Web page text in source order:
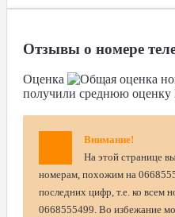
Отзывы о номере
Оценка
получили среднюю оценку
Внимание!
На этой странице
номерам, похожим на
последних цифр, т.е. ко всем
0668555499. Во избежание